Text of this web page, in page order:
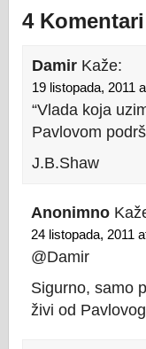
4
Damir Kaže:
19 listopada, 2011
“Vlada koja
Pavlovom
J.B.Shaw
Anonimno
24 listopada, 2011
@Damir
Sigurno, samo
živi od